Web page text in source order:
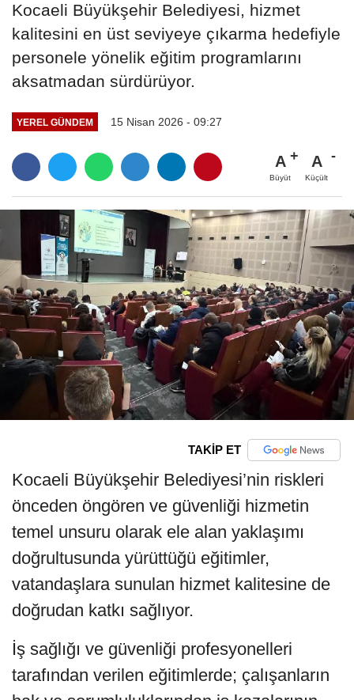
Kocaeli Büyükşehir Belediyesi, hizmet
kalitesini en üst seviyeye çıkarma hedefiyle
personele yönelik eğitim programlarını
aksatmadan sürdürüyor.
YEREL GÜNDEM 15 Nisan 2026 - 09:27
A
Büyüt
A
Küçült
TAKİP ET
Kocaeli Büyükşehir Belediyesi’nin riskleri
önceden öngören ve güvenliği hizmetin
temel unsuru olarak ele alan yaklaşımı
doğrultusunda yürüttüğü eğitimler,
vatandaşlara sunulan hizmet kalitesine de
doğrudan katkı sağlıyor.
İş sağlığı ve güvenliği profesyonelleri
tarafından verilen eğitimlerde; çalışanların